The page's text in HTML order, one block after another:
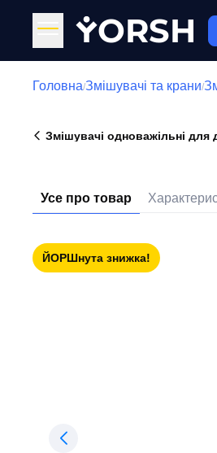
YORSH
Головна/Змішувачі та крани/
Змішувачі одноважільні для
Усе про товар
ЙОРШнута знижка!